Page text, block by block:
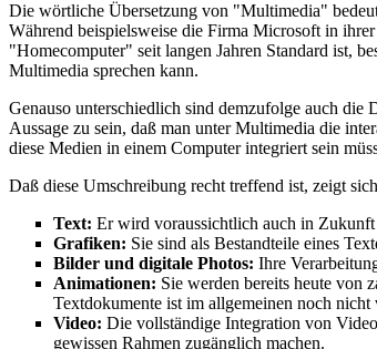
Die wörtliche Übersetzung von "Multimedia"
Während beispielsweise die Firma Microsoft in
"Homecomputer" seit langen Jahren Standard ist,
Multimedia sprechen kann.
Genauso unterschiedlich sind demzufolge auch
Aussage zu sein, daß man unter Multimedia die
diese Medien in einem Computer integriert sein
Daß diese Umschreibung recht treffend ist, zeigt
Text: Er wird voraussichtlich auch in Zukunft
Grafiken: Sie sind als Bestandteile eines
Bilder und digitale Photos: Ihre
Animationen: Sie werden bereits heute von
Textdokumente ist im allgemeinen noch nicht
Video: Die vollständige Integration von
gewissen Rahmen zugänglich machen.